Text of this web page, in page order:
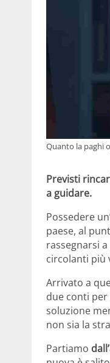
Quanto la paghi
Previsti
a guidare.
Possedere
paese, al
rassegnarsi
circolanti più
Arrivato a
due conti per
soluzione
non sia la
Partiamo